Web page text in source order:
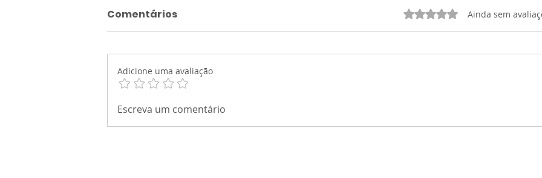
RAZÃO E SOCIEDADE -
Atividade Integrada 2 -
Desenvolvimento (Razão
(O
Comentários Avaliado com 0 de 5 estrelas.
Ainda sem
Adicione uma avaliação
Escreva um comentário